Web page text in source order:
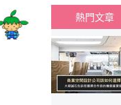
熱門文章